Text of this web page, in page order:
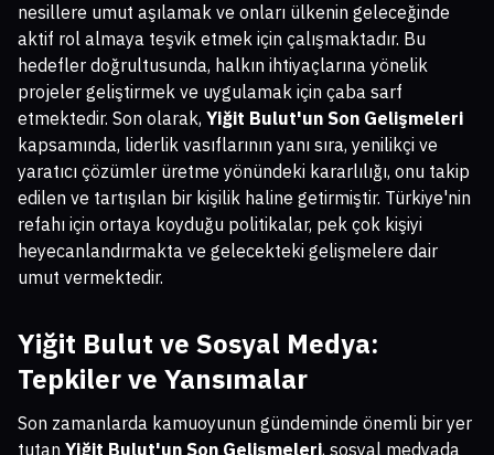
nesillere umut aşılamak ve onları ülkenin geleceğinde
aktif rol almaya teşvik etmek için çalışmaktadır. Bu
hedefler doğrultusunda, halkın ihtiyaçlarına yönelik
projeler geliştirmek ve uygulamak için çaba sarf
etmektedir. Son olarak, Yiğit Bulut'un Son Gelişmeleri
kapsamında, liderlik vasıflarının yanı sıra, yenilikçi ve
yaratıcı çözümler üretme yönündeki kararlılığı, onu takip
edilen ve tartışılan bir kişilik haline getirmiştir. Türkiye'nin
refahı için ortaya koyduğu politikalar, pek çok kişiyi
heyecanlandırmakta ve gelecekteki gelişmelere dair
umut vermektedir.
Yiğit Bulut ve Sosyal Medya:
Tepkiler ve Yansımalar
Son zamanlarda kamuoyunun gündeminde önemli bir yer
tutan Yiğit Bulut'un Son Gelişmeleri, sosyal medyada